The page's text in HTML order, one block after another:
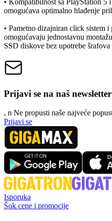
• Kompatibilnost sa PlayStation 5
omogućava optimalno hlađenje
• Pametno dizajniran click sistem
omogućavaju jednostavnu
SSD diskove bez upotrebe
Prijavi se na naš newsletter
, n Ne propusti naše najveće
Prijavi se
Isporuka
Šok cene i promocije